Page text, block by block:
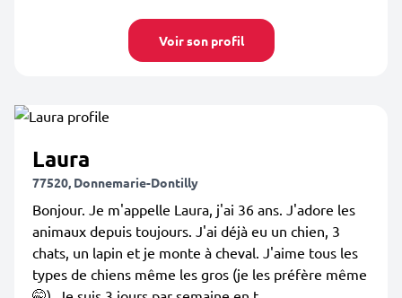
Voir son profil
Laura
77520, Donnemarie-Dontilly
Bonjour. Je m'appelle Laura, j'ai 36 ans. J'adore les
animaux depuis toujours. J'ai déjà eu un chien, 3
chats, un lapin et je monte à cheval. J'aime tous les
types de chiens même les gros (je les préfère même